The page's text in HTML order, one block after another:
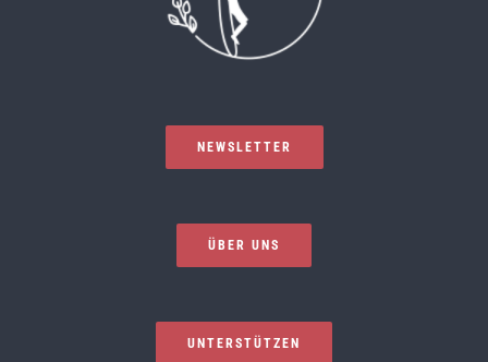
NEWSLETTER
ÜBER UNS
UNTERSTÜTZEN